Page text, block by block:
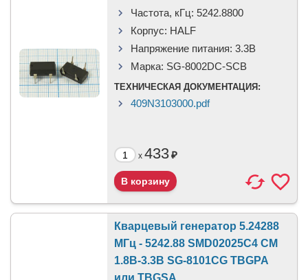
Частота, кГц: 5242.8800
Корпус: HALF
Напряжение питания: 3.3В
Марка: SG-8002DC-SCB
ТЕХНИЧЕСКАЯ ДОКУМЕНТАЦИЯ:
409N3103000.pdf
x 433₽
Кварцевый генератор 5.24288
МГц - 5242.88 SMD02025C4 CM
1.8В-3.3В SG-8101CG TBGPA
или TBGSA